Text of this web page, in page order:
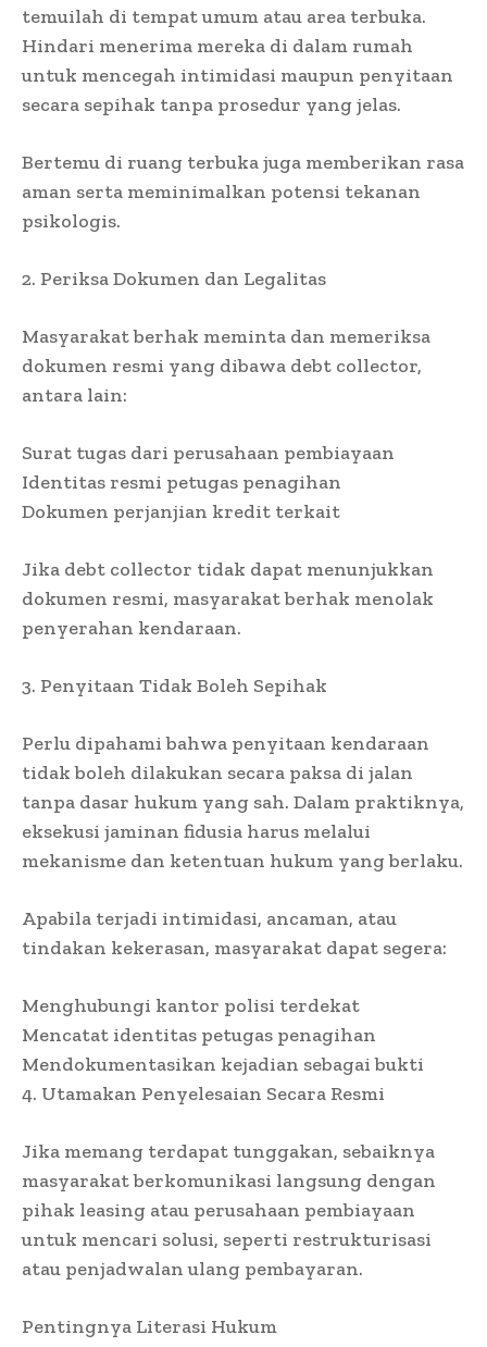
temuilah di tempat umum atau area terbuka.
Hindari menerima mereka di dalam rumah
untuk mencegah intimidasi maupun penyitaan
secara sepihak tanpa prosedur yang jelas.
Bertemu di ruang terbuka juga memberikan rasa
aman serta meminimalkan potensi tekanan
psikologis.
2. Periksa Dokumen dan Legalitas
Masyarakat berhak meminta dan memeriksa
dokumen resmi yang dibawa debt collector,
antara lain:
Surat tugas dari perusahaan pembiayaan
Identitas resmi petugas penagihan
Dokumen perjanjian kredit terkait
Jika debt collector tidak dapat menunjukkan
dokumen resmi, masyarakat berhak menolak
penyerahan kendaraan.
3. Penyitaan Tidak Boleh Sepihak
Perlu dipahami bahwa penyitaan kendaraan
tidak boleh dilakukan secara paksa di jalan
tanpa dasar hukum yang sah. Dalam praktiknya,
eksekusi jaminan fidusia harus melalui
mekanisme dan ketentuan hukum yang berlaku.
Apabila terjadi intimidasi, ancaman, atau
tindakan kekerasan, masyarakat dapat segera:
Menghubungi kantor polisi terdekat
Mencatat identitas petugas penagihan
Mendokumentasikan kejadian sebagai bukti
4. Utamakan Penyelesaian Secara Resmi
Jika memang terdapat tunggakan, sebaiknya
masyarakat berkomunikasi langsung dengan
pihak leasing atau perusahaan pembiayaan
untuk mencari solusi, seperti restrukturisasi
atau penjadwalan ulang pembayaran.
Pentingnya Literasi Hukum